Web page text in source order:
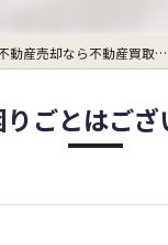
大阪府大阪市の不動産売却なら不動産買取査定センター
りごとはご